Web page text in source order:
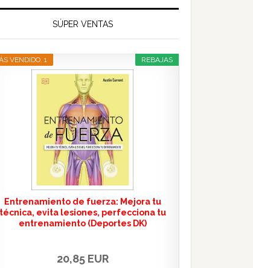
SÚPER VENTAS
REBAJAS
VENDIDO. 1
Entrenamiento de fuerza: Mejora tu
técnica, evita lesiones, perfecciona tu
entrenamiento (Deportes DK)
20,85 EUR